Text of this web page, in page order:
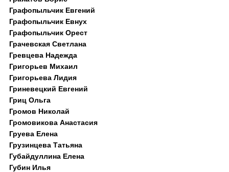
Графопыльчик Евгений
Графопыльчик Евнух
Графопыльчик Орест
Грачевская Светлана
Гревцева Надежда
Григорьев Михаил
Григорьева Лидия
Гриневецкий Евгений
Гриц Ольга
Громов Николай
Громовикова Анастасия
Груева Елена
Грузинцева Татьяна
Губайдуллина Елена
Губин Илья